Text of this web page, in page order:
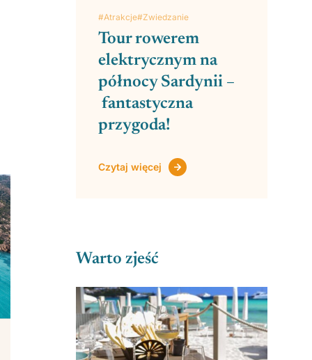
#Atrakcje#Zwiedzanie
Tour rowerem
elektrycznym na
północy Sardynii –
fantastyczna
przygoda!
Czytaj więcej
Warto zjeść